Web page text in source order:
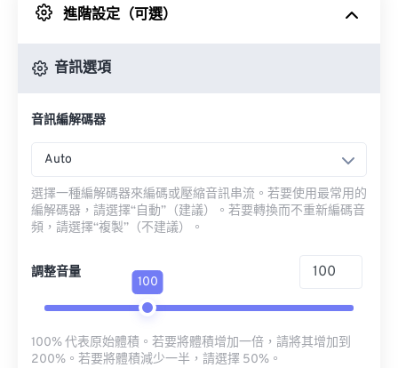
來自 Google 雲端硬碟
進階設定（可選）
音訊選項
音訊編解碼器
Auto
選擇一種編解碼器來編碼或壓縮音訊串流。若要使用最常用的
編解碼器，請選擇“自動”（建議）。若要轉換而不重新編碼音
頻，請選擇“複製”（不建議）。
調整音量
100
100% 代表原始體積。若要將體積增加一倍，請將其增加到
200%。若要將體積減少一半，請選擇 50%。